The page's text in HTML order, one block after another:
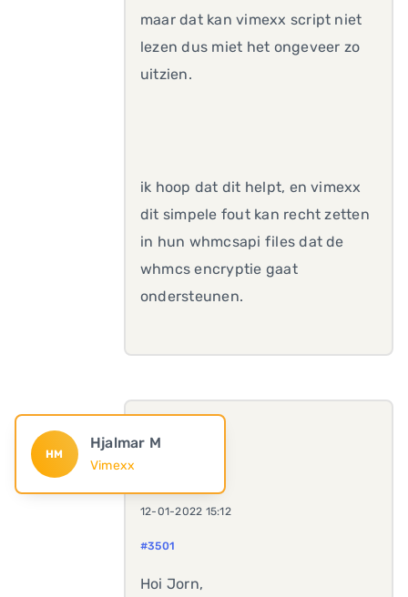
maar dat kan vimexx script niet
lezen dus miet het ongeveer zo
uitzien.
ik hoop dat dit helpt, en vimexx
dit simpele fout kan recht zetten
in hun whmcsapi files dat de
whmcs encryptie gaat
ondersteunen.
HM
Hjalmar M
Vimexx
12-01-2022 15:12
#3501
Hoi Jorn,